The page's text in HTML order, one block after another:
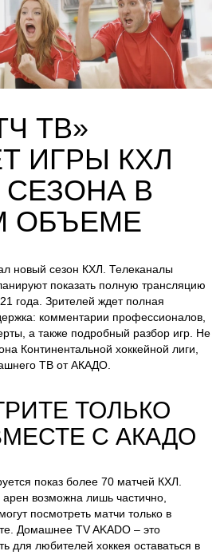
ТВ»
ИГРЫ КХЛ
В
ОБЪЕМЕ
новый сезон КХЛ. Телеканалы
показать полную трансляцию
года. Зрителей ждет полная
комментарии профессионалов,
а также подробный разбор игр. Не
Континентальной хоккейной лиги,
ТВ от АКАДО.
ТОЛЬКО
С АКАДО
показ более 70 матчей КХЛ.
возможна лишь частично,
посмотреть матчи только в
Домашнее TV AKADO – это
для любителей хоккея оставаться в